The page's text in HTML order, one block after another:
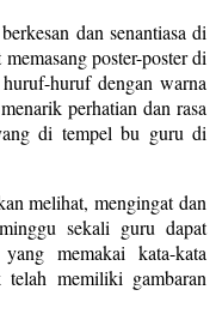
dan senantiasa di
poster-poster di
huruf dengan warna
perhatian dan rasa
di tempel bu guru di
melihat, mengingat dan
sekali guru dapat
memakai kata-kata
memiliki gambaran